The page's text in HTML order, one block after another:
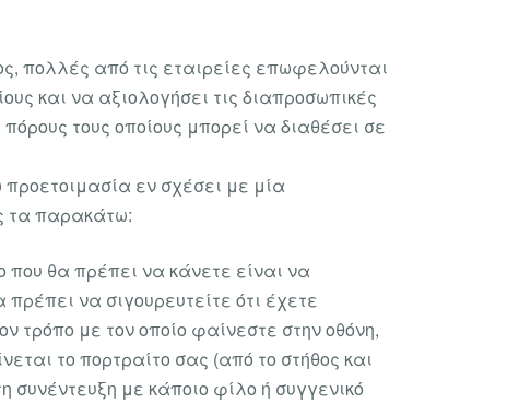
πολλές από τις εταιρείες επωφελούνται
και να αξιολογήσει τις διαπροσωπικές
τους οποίους μπορεί να διαθέσει σε
εν σχέσει με μία
τα παρακάτω:
θα πρέπει να κάνετε είναι να
να σιγουρευτείτε ότι έχετε
τρόπο με τον οποίο φαίνεστε στην οθόνη,
το πορτραίτο σας (από το στήθος και
με κάποιο φίλο ή συγγενικό